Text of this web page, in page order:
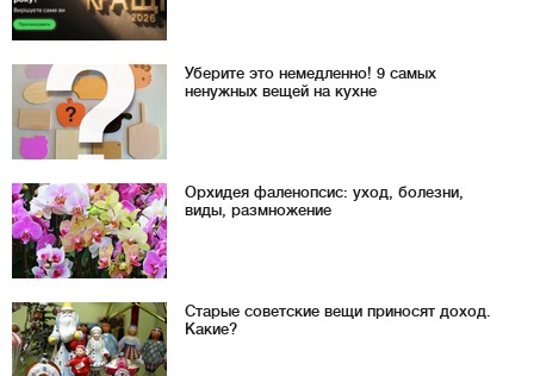
Уберите это немедленно! 9 самых
ненужных вещей на кухне
Орхидея фаленопсис: уход, болезни,
виды, размножение
Старые советские вещи приносят доход.
Какие?